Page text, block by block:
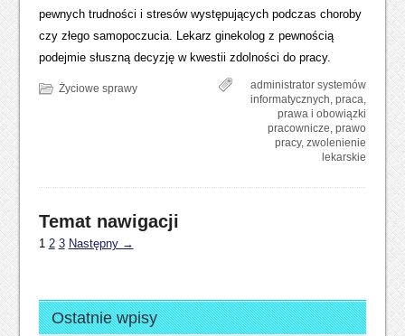
pewnych trudności i stresów występujących podczas choroby
czy złego samopoczucia. Lekarz ginekolog z pewnością
podejmie słuszną decyzję w kwestii zdolności do pracy.
Życiowe sprawy
administrator systemów
informatycznych,praca,
prawa i obowiązki
pracownicze,prawo
pracy,zwolenienie
lekarskie
Temat nawigacji
1 2 3 Następny →
Ostatnie wpisy